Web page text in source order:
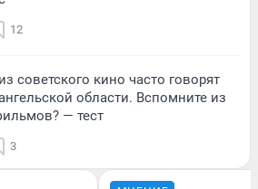
12
советского кино часто говорят
области. Вспомните из
— тест
3